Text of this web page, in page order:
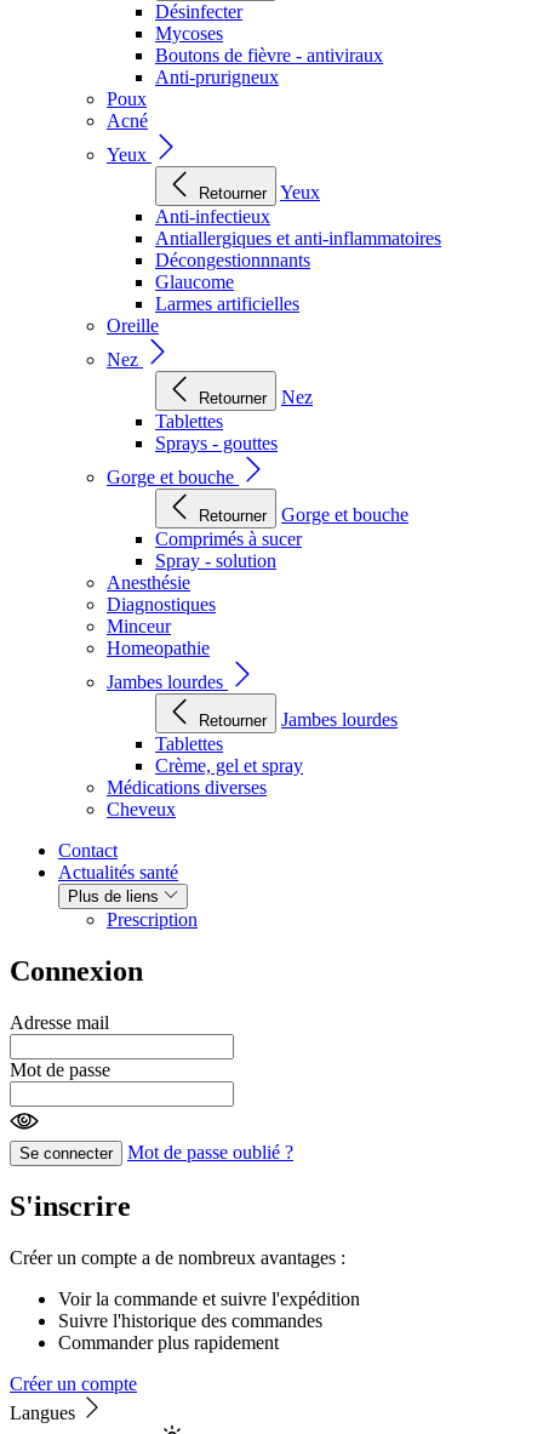
Désinfecter
Mycoses
Boutons de fièvre - antiviraux
Anti-prurigneux
Poux
Acné
Yeux
Retourner
Yeux
Anti-infectieux
Antiallergiques et anti-inflammatoires
Décongestionnnants
Glaucome
Larmes artificielles
Oreille
Nez
Retourner
Nez
Tablettes
Sprays - gouttes
Gorge et bouche
Retourner
Gorge et bouche
Comprimés à sucer
Spray - solution
Anesthésie
Diagnostiques
Minceur
Homeopathie
Jambes lourdes
Retourner
Jambes lourdes
Tablettes
Crème, gel et spray
Médications diverses
Cheveux
Contact
Actualités santé
Plus de liens
Prescription
Connexion
Adresse mail
Mot de passe
Se connecter Mot de passe oublié ?
S'inscrire
Créer un compte a de nombreux avantages :
Voir la commande et suivre l'expédition
Suivre l'historique des commandes
Commander plus rapidement
Créer un compte
Langues